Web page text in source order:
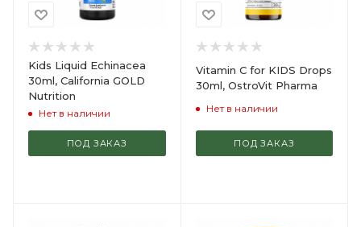
Kids Liquid Echinacea
30ml, California GOLD
Nutrition
Нет в наличии
ПОД ЗАКАЗ
Vitamin C for KIDS Drops
30ml, OstroVit Pharma
Нет в наличии
ПОД ЗАКАЗ